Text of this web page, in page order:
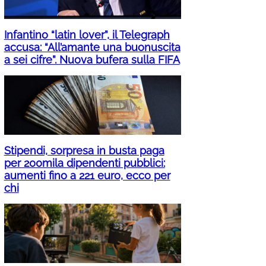
Infantino “latin lover”, il Telegraph
accusa: “All’amante una buonuscita
a sei cifre”. Nuova bufera sulla FIFA
Stipendi, sorpresa in busta paga
per 200mila dipendenti pubblici:
aumenti fino a 221 euro, ecco per
chi